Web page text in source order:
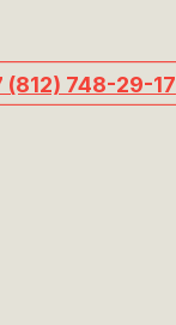
(812) 748-29-17